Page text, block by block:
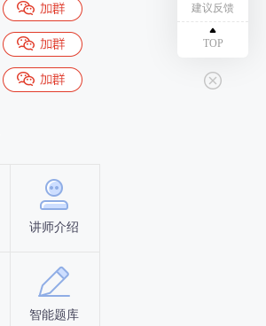
讲师介绍
智能题库
建议反馈
TOP